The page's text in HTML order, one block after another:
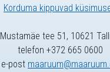
Korduma kippuvad
Mustamäe tee 51, 10621
telefon +372 665 0600
e-post